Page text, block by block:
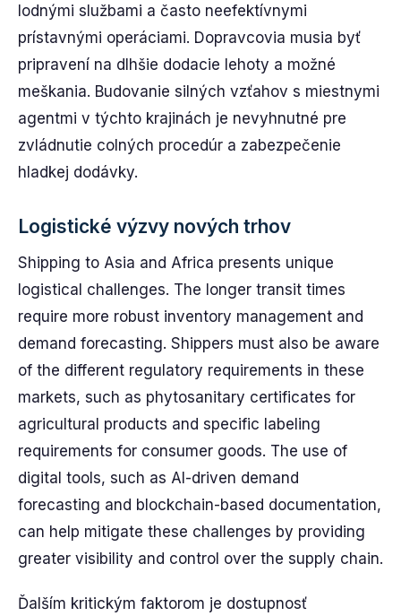
lodnými službami a často neefektívnymi
prístavnými operáciami. Dopravcovia musia byť
pripravení na dlhšie dodacie lehoty a možné
meškania. Budovanie silných vzťahov s miestnymi
agentmi v týchto krajinách je nevyhnutné pre
zvládnutie colných procedúr a zabezpečenie
hladkej dodávky.
Logistické výzvy nových trhov
Shipping to Asia and Africa presents unique
logistical challenges. The longer transit times
require more robust inventory management and
demand forecasting. Shippers must also be aware
of the different regulatory requirements in these
markets, such as phytosanitary certificates for
agricultural products and specific labeling
requirements for consumer goods. The use of
digital tools, such as AI-driven demand
forecasting and blockchain-based documentation,
can help mitigate these challenges by providing
greater visibility and control over the supply chain.
Ďalším kritickým faktorom je dostupnosť